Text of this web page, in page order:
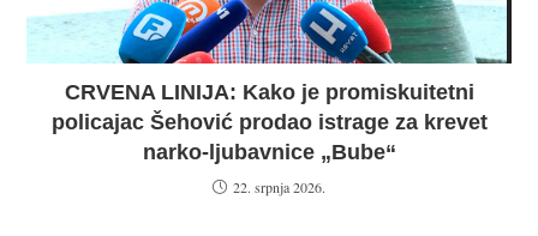
CRVENA LINIJA: Kako je promiskuitetni
policajac Šehović prodao istrage za krevet
narko-ljubavnice „Bube“
22. srpnja 2026.